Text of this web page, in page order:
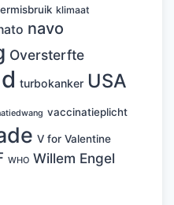
klimaat
navo
Oversterfte
turbokanker USA
vaccinatieplicht
V for Valentine
WHO Willem Engel